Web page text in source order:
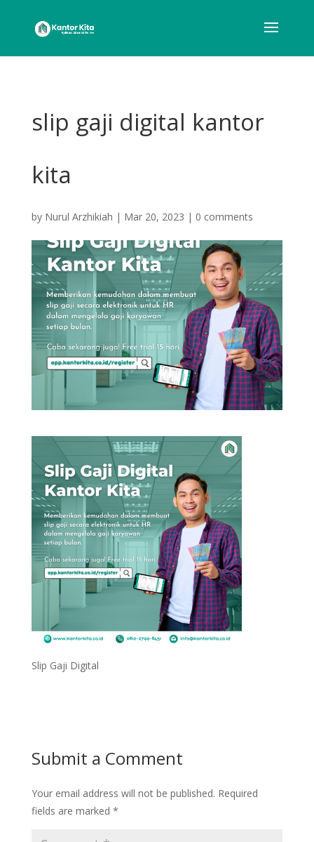
slip gaji digital kantor
kita
by Nurul Arzhikiah | Mar 20, 2023 | 0 comments
Slip Gaji Digital
Submit a Comment
Your email address will not be published. Required
fields are marked *